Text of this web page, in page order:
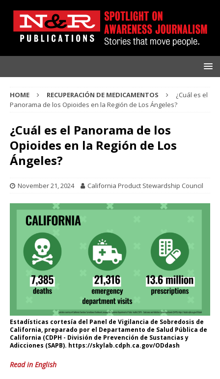
HOME RECUPERACIÓN DE MEDICAMENTOS
¿Cuál es el
Panorama de los Opioides en la Región de Los Ángeles?
¿Cuál es el Panorama de los
Opioides en la Región de Los
Ángeles?
November 21, 2024 California Product Stewardship Council
Estadísticas cortesía del Panel de Vigilancia de Sobredosis de
California, preparado por el Departamento de Salud Pública de
California (CDPH - División de Prevención de Sustancias y
Adicciones (SAPB). https://skylab.cdph.ca.gov/ODdash
Read in English